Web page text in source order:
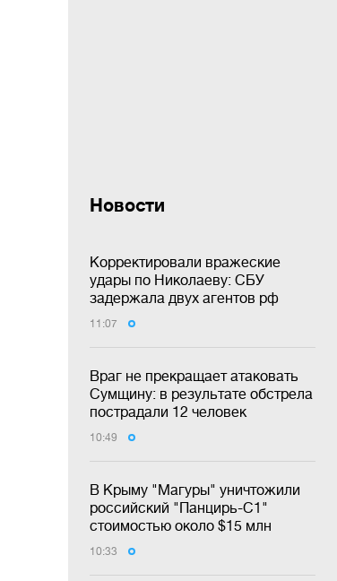
Новости
Корректировали вражеские
удары по Николаеву: СБУ
задержала двух агентов рф
11:07
Враг не прекращает атаковать
Сумщину: в результате обстрела
пострадали 12 человек
10:49
В Крыму "Магуры" уничтожили
российский "Панцирь-С1"
стоимостью около $15 млн
10:33